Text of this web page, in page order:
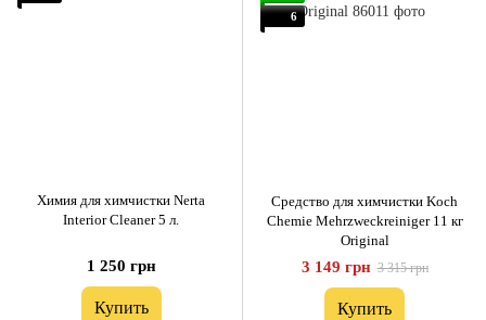
Химия для химчистки Nerta
Interior Cleaner 5 л.
1 250 грн
Купить
6
Средство для химчистки Koch
Chemie Mehrzweckreiniger 11 кг
Original
3 149 грн 3 315 грн
Купить